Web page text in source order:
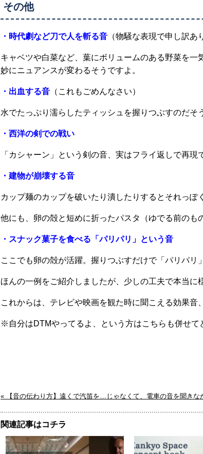
その他
・時代劇など刀で人を斬る音 （物騒な表現で申し訳あ
キャベツや白菜など、葉にボリュームのある野菜を
妙にニュアンスが変わるそうですよ。
・出血する音 （これもごめんなさい）
水でたっぷり濡らしたティッシュを握りつぶすのだそ
・西洋の剣での戦い
「カシャーン」という剣の音、実はフライ返しで再
・建物が崩壊する音
カップ麺のカップを破いたり潰したりするとそれっぽ
他にも、卵の殻と短めに折ったパスタ（ゆでる前のも
・スナック菓子を食べる「パリパリ」という音
ここでも卵の殻が活躍。握りつぶすだけで「パリパリ
ほんの一例をご紹介しましたが、少しの工夫で本当に
これからは、テレビや映画を観た時に聞こえる効果音
※自分はDTMやってるよ、という方はこちらも併せて
« 【音の伝わり方】遠くで汽笛を…じゃなくて、電車の音を聞きな
関連記事はコチラ